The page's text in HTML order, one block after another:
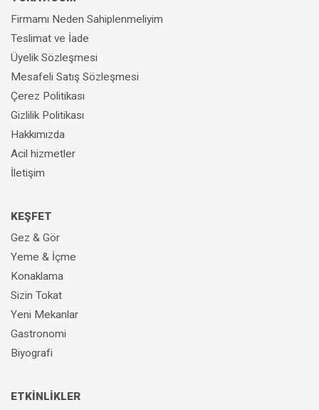
Firmamı Neden Sahiplenmeliyim
Teslimat ve İade
Üyelik Sözleşmesi
Mesafeli Satış Sözleşmesi
Çerez Politikası
Gizlilik Politikası
Hakkımızda
Acil hizmetler
İletişim
KEŞFET
Gez & Gör
Yeme & İçme
Konaklama
Sizin Tokat
Yeni Mekanlar
Gastronomi
Biyografi
ETKİNLİKLER